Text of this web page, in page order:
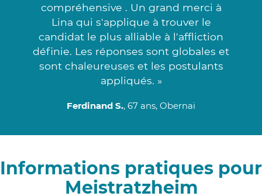
compréhensive . Un grand merci à
Lina qui s'applique à trouver le
candidat le plus alliable à l'affliction
définie. Les réponses sont globales et
sont chaleureuses et les postulants
appliqués. »
Ferdinand S., 67 ans, Obernai
Informations pratiques pour
Meistratzheim